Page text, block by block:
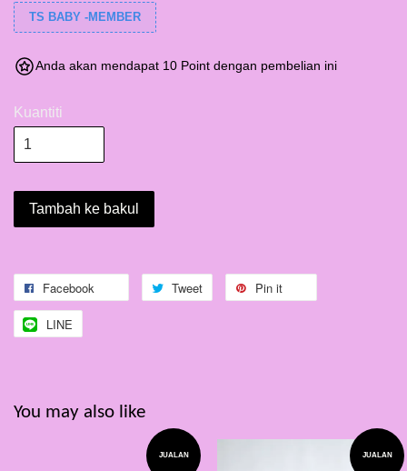
TS BABY -MEMBER
Anda akan mendapat 10 Point dengan pembelian ini
Kuantiti
Tambah ke bakul
Facebook Tweet Pin it
LINE
You may also like
JUALAN JUALAN